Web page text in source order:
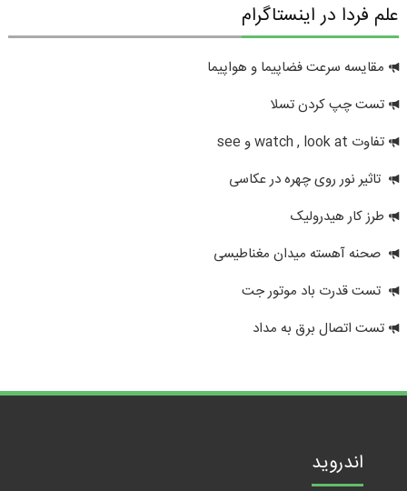
علم فردا در اینستاگرام
مقایسه سرعت فضاپیما و هواپیما
تست چپ کردن تسلا
تفاوت watch , look at و see
تاثیر نور روی چهره در عکاسی
طرز کار هیدرولیک
صحنه آهسته میدان مغناطیسی
تست قدرت باد موتور جت
تست اتصال برق به مداد
اندروید